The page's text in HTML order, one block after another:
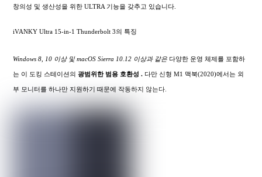
창의성 및 생산성을 위한 ULTRA 기능을 갖추고 있습니다.
iVANKY Ultra 15-in-1 Thunderbolt 3의 특징
Windows 8, 10 이상 및 macOS Sierra 10.12 이상과 같은 다양한 운영 체제를 포함하
는 이 도킹 스테이션의광범위한 범용 호환성 . 다만 신형 M1 맥북(2020)에서는 외
부 모니터를 하나만 지원하기 때문에 작동하지 않는다.